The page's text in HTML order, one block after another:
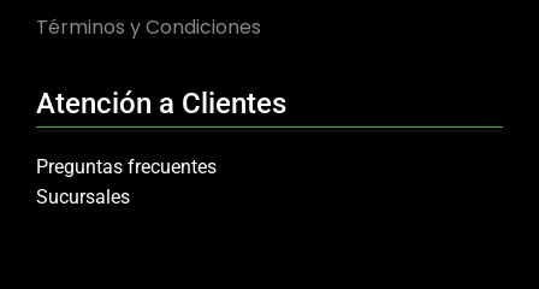
Términos y Condiciones
Atención a Clientes
Preguntas frecuentes
Sucursales